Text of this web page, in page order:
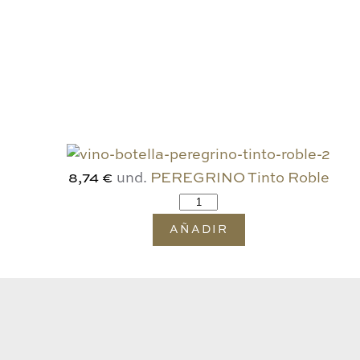
8,74 € und. PEREGRINO Tinto Roble
AÑADIR